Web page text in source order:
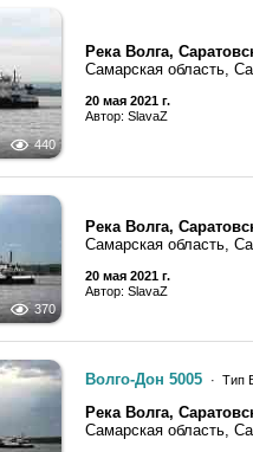
440
Река Волга,
Самарская область,
20 мая 2021 г.
Автор: SlavaZ
370
Река Волга,
Самарская область,
20 мая 2021 г.
Автор: SlavaZ
Волго-Дон 5005 · Тип
Река Волга,
Самарская область,